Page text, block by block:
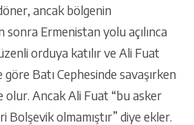
ancak bölgenin
Ermenistan yolu açılınca
orduya katılır ve Ali Fuat
göre Batı Cephesinde savaşırken
olur. Ancak Ali Fuat “bu asker
Bolşevik olmamıştır” diye ekler.